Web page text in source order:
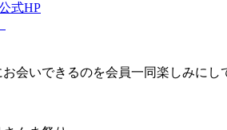
式HP
会いできるのを会員一同楽しみにし